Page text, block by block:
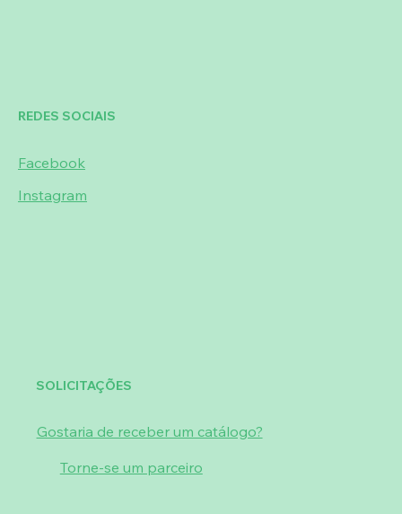
REDES SOCIAIS
Facebook
Instagram
SOLICITAÇÕES
Gostaria de receber um catálogo?
Torne-se um parceiro